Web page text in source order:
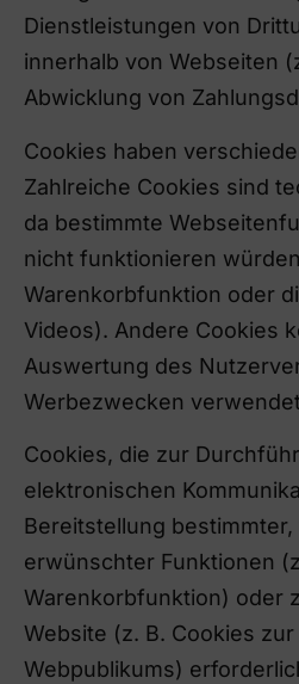
Dienstleistungen von
innerhalb von Webseiten
Abwicklung von
Cookies haben
Zahlreiche Cookies sind
da bestimmte
nicht funktionieren
Warenkorbfunktion oder
Videos). Andere Cookies
Auswertung des
Werbezwecken
Cookies, die zur
elektronischen
Bereitstellung bestimmter,
erwünschter Funktionen
Warenkorbfunktion) oder
Website (z. B. Cookies
Webpublikums)